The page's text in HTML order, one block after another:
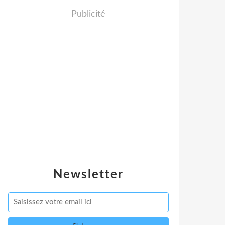
Newsletter
Publicité